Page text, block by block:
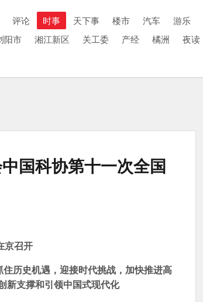
评论 时事 天下事 楼市 汽车 游乐
阳市 湘江新区 关工委 产经 橘洲 夜读
国科协第十一次全国
京召开
历史机遇，迎接时代挑战，加快推进高
新支撑和引领中国式现代化